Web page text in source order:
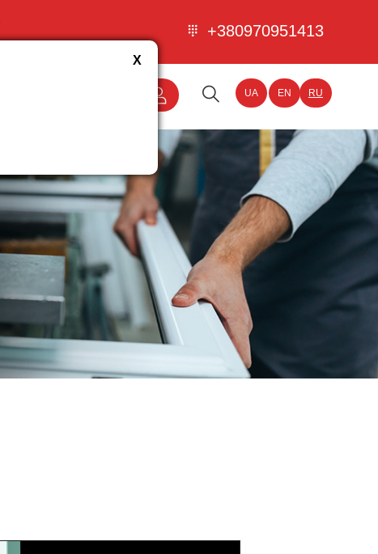
+380970951413
UA EN RU
X